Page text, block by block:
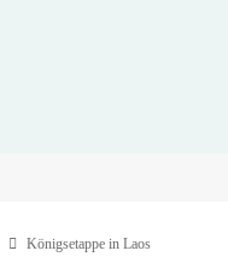
Königsetappe in Laos